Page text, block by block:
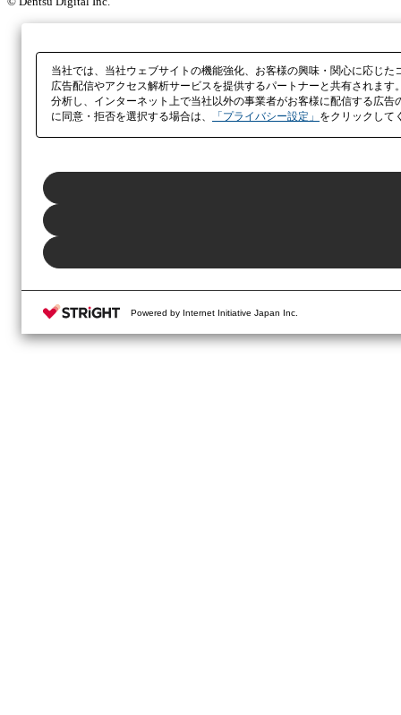
当社では、当社ウェブサイトの機能強化、お客様の興味・関心に応じ
広告配信やアクセス解析サービスを提供するパートナーと共有されま
分析し、インターネット上で当社以外の事業者がお客様に配信する広
に同意・拒否を選択する場合は、
「プライバシー設定」 をクリックして
Powered by Internet Initiative Japan Inc.